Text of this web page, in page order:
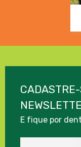
E fique por